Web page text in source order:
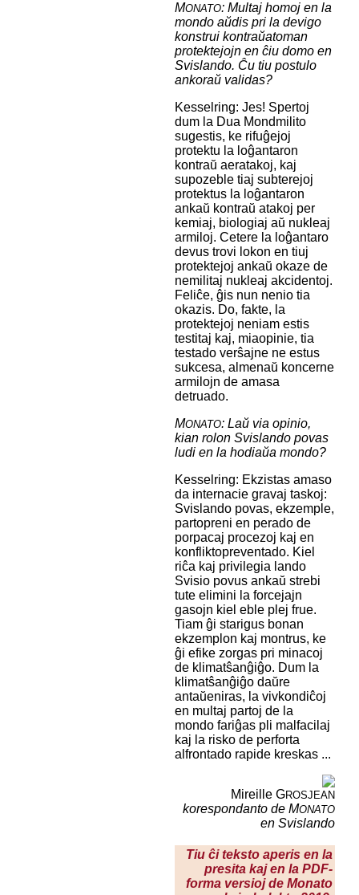
MONATO: Multaj homoj en la
mondo aŭdis pri la devigo
konstrui kontraŭatoman
protektejojn en ĉiu domo en
Svislando. Ĉu tiu postulo
ankoraŭ validas?
Kesselring: Jes! Spertoj
dum la Dua Mondmilito
sugestis, ke rifuĝejoj
protektu la loĝantaron
kontraŭ aeratakoj, kaj
supozeble tiaj subterejoj
protektus la loĝantaron
ankaŭ kontraŭ atakoj per
kemiaj, biologiaj aŭ nukleaj
armiloj. Cetere la loĝantaro
devus trovi lokon en tiuj
protektejoj ankaŭ okaze de
nemilitaj nukleaj akcidentoj.
Feliĉe, ĝis nun nenio tia
okazis. Do, fakte, la
protektejoj neniam estis
testitaj kaj, miaopinie, tia
testado verŝajne ne estus
sukcesa, almenaŭ koncerne
armilojn de amasa
detruado.
MONATO: Laŭ via opinio,
kian rolon Svislando povas
ludi en la hodiaŭa mondo?
Kesselring: Ekzistas amaso
da internacie gravaj taskoj:
Svislando povas, ekzemple,
partopreni en perado de
porpacaj procezoj kaj en
konfliktopreventado. Kiel
riĉa kaj privilegia lando
Svisio povus ankaŭ strebi
tute elimini la forcejajn
gasojn kiel eble plej frue.
Tiam ĝi starigus bonan
ekzemplon kaj montrus, ke
ĝi efike zorgas pri minacoj
de klimatŝanĝiĝo. Dum la
klimatŝanĝiĝo daŭre
antaŭeniras, la vivkondiĉoj
en multaj partoj de la
mondo fariĝas pli malfacilaj
kaj la risko de perforta
alfrontado rapide kreskas ...
Mireille GROSJEAN
korespondanto de MONATO
en Svislando
Tiu ĉi teksto aperis en la
presita kaj en la PDF-
forma versioj de Monato